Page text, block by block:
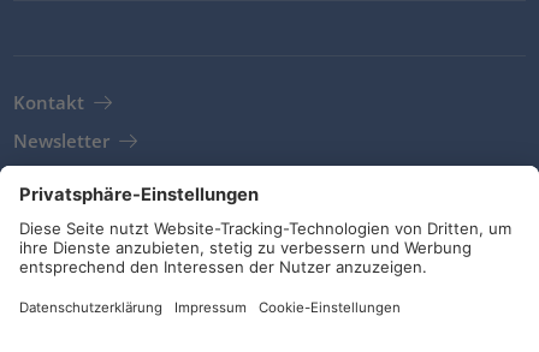
Kontakt
Newsletter
AGB
Richtlinien und Bekenntnisse
Soziale Medien